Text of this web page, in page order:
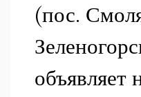
(пос.
объявляет